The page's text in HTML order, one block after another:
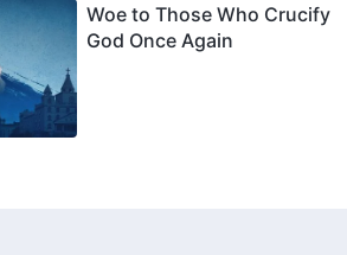
Woe to Those Who Crucify
God Once Again